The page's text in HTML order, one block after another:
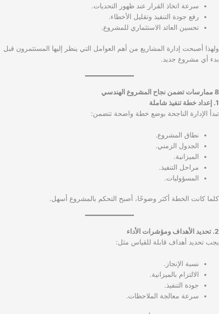
سرعة اتخاذ القرار عند ظهور التحديات.
رفع جودة التنفيذ وتقليل الأخطاء.
تحسين العائد الاستثماري للمشروع.
ولهذا أصبحت إدارة المشاريع من أهم العوامل التي ينظر إليها المستثمرون قبل
بدء أي مشروع جديد.
8 ممارسات تضمن نجاح المشروع الهندسي
1. إعداد خطة تنفيذ شاملة
تبدأ الإدارة الناجحة بوضع خطة واضحة تتضمن:
نطاق المشروع.
الجدول الزمني.
الميزانية.
مراحل التنفيذ.
المسؤوليات.
كلما كانت الخطة أكثر وضوحًا، أصبح التحكم بالمشروع أسهل.
2. تحديد الأهداف ومؤشرات الأداء
يجب تحديد أهداف قابلة للقياس مثل:
نسبة الإنجاز.
الالتزام بالميزانية.
جودة التنفيذ.
سرعة معالجة الملاحظات.